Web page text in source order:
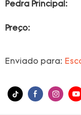
Pedra Principal:
Preço:
Enviado para: